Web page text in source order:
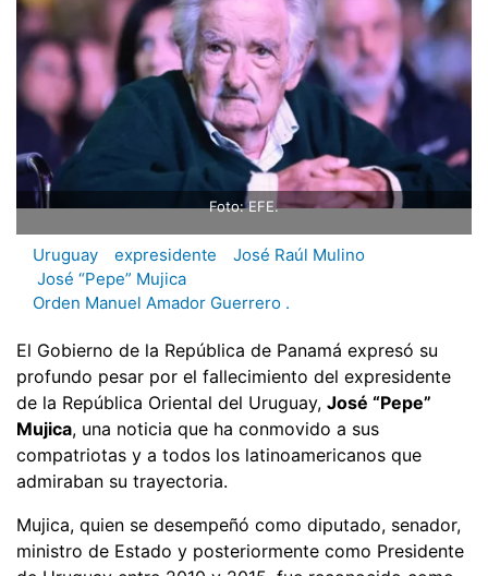
Foto: EFE.
Uruguay expresidente
José Raúl Mulino
José “Pepe” Mujica
Orden Manuel Amador Guerrero .
El Gobierno de la República de Panamá expresó su
profundo pesar por el fallecimiento del expresidente
de la República Oriental del Uruguay, José “Pepe”
Mujica, una noticia que ha conmovido a sus
compatriotas y a todos los latinoamericanos que
admiraban su trayectoria.
Mujica, quien se desempeñó como diputado, senador,
ministro de Estado y posteriormente como Presidente